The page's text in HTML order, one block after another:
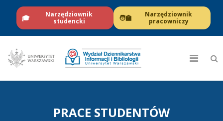
🎓
Narzędziownik
studencki
🧑‍🏫
Narzędziownik
pracowniczy
PRACE STUDENTÓW